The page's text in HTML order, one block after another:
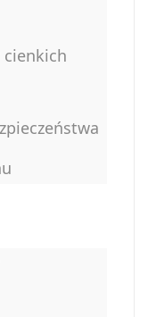
cienkich